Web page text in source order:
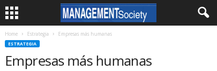
Home Estrategia Empresas más humanas
ESTRATEGIA
Empresas más humanas